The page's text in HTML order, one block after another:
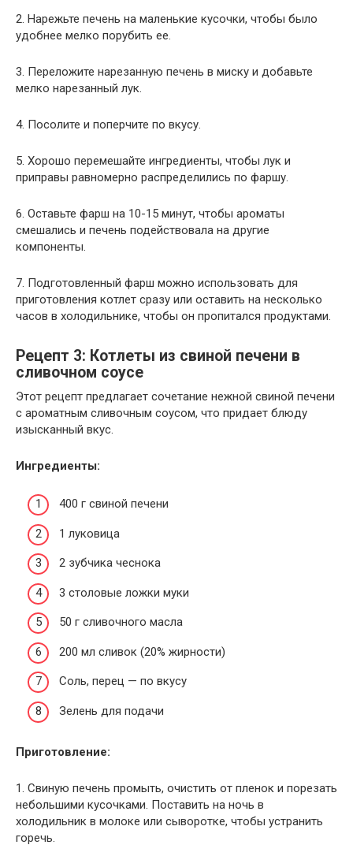
2. Нарежьте печень на маленькие кусочки, чтобы было
удобнее мелко порубить ее.
3. Переложите нарезанную печень в миску и добавьте
мелко нарезанный лук.
4. Посолите и поперчите по вкусу.
5. Хорошо перемешайте ингредиенты, чтобы лук и
приправы равномерно распределились по фаршу.
6. Оставьте фарш на 10-15 минут, чтобы ароматы
смешались и печень подействовала на другие
компоненты.
7. Подготовленный фарш можно использовать для
приготовления котлет сразу или оставить на несколько
часов в холодильнике, чтобы он пропитался продуктами.
Рецепт 3: Котлеты из свиной печени в
сливочном соусе
Этот рецепт предлагает сочетание нежной свиной печени
с ароматным сливочным соусом, что придает блюду
изысканный вкус.
Ингредиенты:
400 г свиной печени
1 луковица
2 зубчика чеснока
3 столовые ложки муки
50 г сливочного масла
200 мл сливок (20% жирности)
Соль, перец — по вкусу
Зелень для подачи
Приготовление:
1. Свиную печень промыть, очистить от пленок и порезать
небольшими кусочками. Поставить на ночь в
холодильник в молоке или сыворотке, чтобы устранить
горечь.